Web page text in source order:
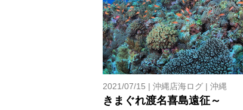
2021/07/15 | 沖縄店海ログ | 沖縄
きまぐれ渡名喜島遠征～